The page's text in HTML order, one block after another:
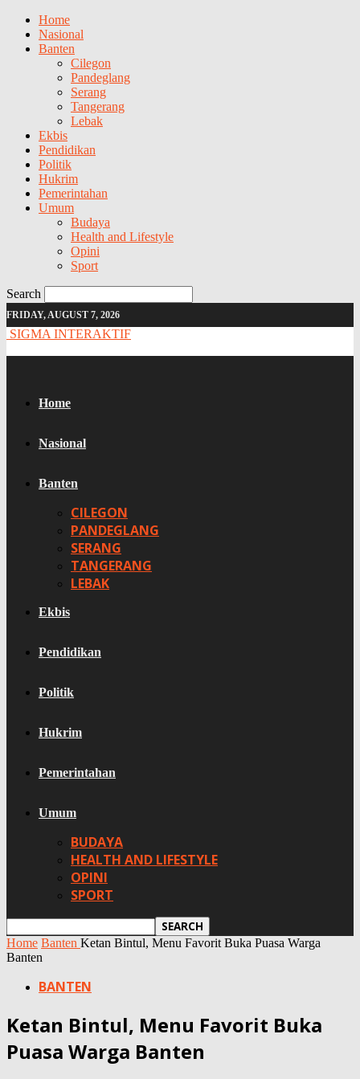
Home
Nasional
Banten
Cilegon
Pandeglang
Serang
Tangerang
Lebak
Ekbis
Pendidikan
Politik
Hukrim
Pemerintahan
Umum
Budaya
Health and Lifestyle
Opini
Sport
Search
FRIDAY, AUGUST 7, 2026
SIGMA INTERAKTIF
Home
Nasional
Banten
CILEGON
PANDEGLANG
SERANG
TANGERANG
LEBAK
Ekbis
Pendidikan
Politik
Hukrim
Pemerintahan
Umum
BUDAYA
HEALTH AND LIFESTYLE
OPINI
SPORT
Home Banten Ketan Bintul, Menu Favorit Buka Puasa Warga
Banten
BANTEN
Ketan Bintul, Menu Favorit Buka
Puasa Warga Banten